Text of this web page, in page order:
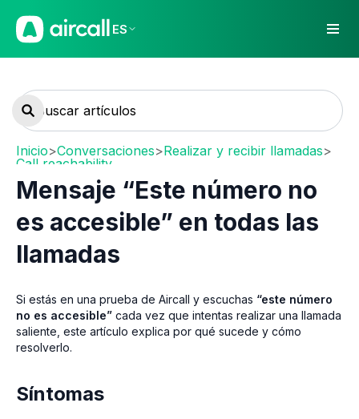
ES
Inicio>Conversaciones>Realizar y recibir llamadas>
Call reachability
Mensaje “Este número no
es accesible” en todas las
llamadas
Si estás en una prueba de Aircall y escuchas “este número
no es accesible” cada vez que intentas realizar una llamada
saliente, este artículo explica por qué sucede y cómo
resolverlo.
Síntomas